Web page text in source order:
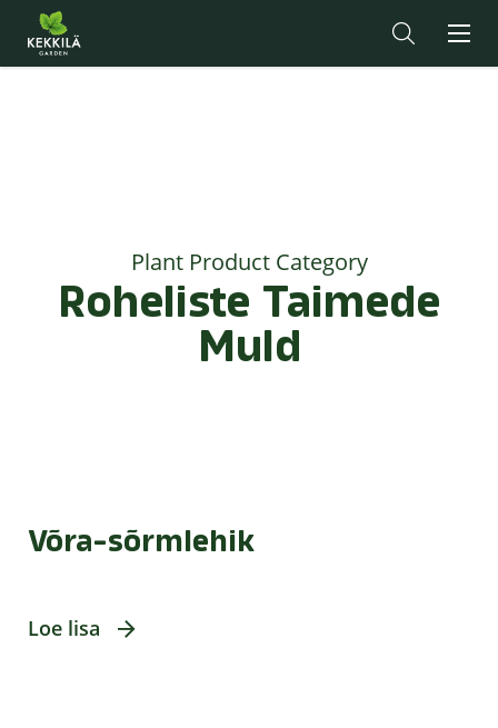
Plant Product Category
Roheliste Taimede
Muld
Võra-sõrmlehik
Loe lisa